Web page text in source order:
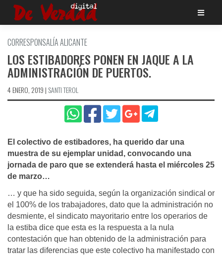
Saltar
CORRESPONSALÍ­A ALICANTE
LOS ESTIBADORES PONEN EN JAQUE A LA
ADMINISTRACIÓN DE PUERTOS.
4 ENERO, 2019 | SANTI TEROL
El colectivo de estibadores, ha querido dar una
muestra de su ejemplar unidad, convocando una
jornada de paro que se extenderá hasta el miércoles 25
de marzo…
… y que ha sido seguida, según la organización sindical or
el 100% de los trabajadores, dato que la administración no
desmiente, el sindicato mayoritario entre los operarios de
la estiba dice que esta es la respuesta a la nula
contestación que han obtenido de la administración para
tratar las diferencias que este colectivo ha manifestado con